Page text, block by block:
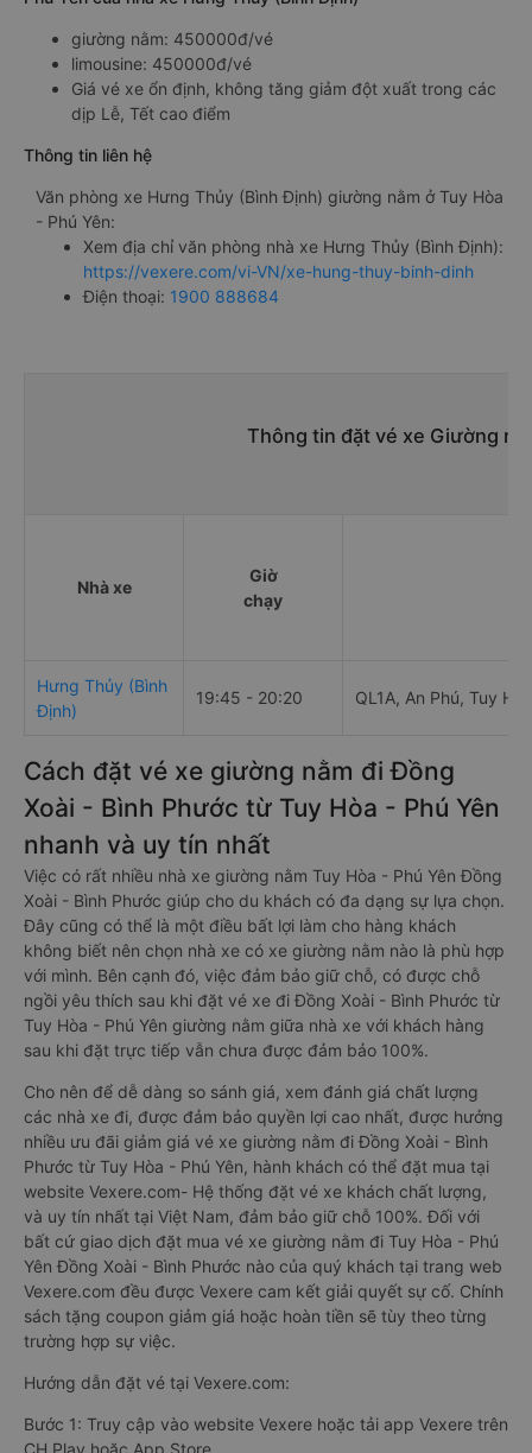
giường nằm: 450000đ/vé
limousine: 450000đ/vé
Giá vé xe ổn định, không tăng giảm đột xuất trong các
dịp Lễ, Tết cao điểm
Thông tin liên hệ
Văn phòng xe Hưng Thủy (Bình Định) giường nằm ở Tuy Hòa
- Phú Yên:
Xem địa chỉ văn phòng nhà xe Hưng Thủy (Bình Định):
https://vexere.com/vi-VN/xe-hung-thuy-binh-dinh
Điện thoại: 1900 888684
Thông tin đặt vé xe Giường
Nhà xe
Giờ
chạy
Hưng Thủy (Bình
Định)
19:45 - 20:20 QL1A, An Phú, Tuy
Cách đặt vé xe giường nằm đi Đồng
Xoài - Bình Phước từ Tuy Hòa - Phú Yên
nhanh và uy tín nhất
Việc có rất nhiều nhà xe giường nằm Tuy Hòa - Phú Yên Đồng
Xoài - Bình Phước giúp cho du khách có đa dạng sự lựa chọn.
Đây cũng có thể là một điều bất lợi làm cho hàng khách
không biết nên chọn nhà xe có xe giường nằm nào là phù hợp
với mình. Bên cạnh đó, việc đảm bảo giữ chỗ, có được chỗ
ngồi yêu thích sau khi đặt vé xe đi Đồng Xoài - Bình Phước từ
Tuy Hòa - Phú Yên giường nằm giữa nhà xe với khách hàng
sau khi đặt trực tiếp vẫn chưa được đảm bảo 100%.
Cho nên để dễ dàng so sánh giá, xem đánh giá chất lượng
các nhà xe đi, được đảm bảo quyền lợi cao nhất, được hưởng
nhiều ưu đãi giảm giá vé xe giường nằm đi Đồng Xoài - Bình
Phước từ Tuy Hòa - Phú Yên, hành khách có thể đặt mua tại
website Vexere.com- Hệ thống đặt vé xe khách chất lượng,
và uy tín nhất tại Việt Nam, đảm bảo giữ chỗ 100%. Đối với
bất cứ giao dịch đặt mua vé xe giường nằm đi Tuy Hòa - Phú
Yên Đồng Xoài - Bình Phước nào của quý khách tại trang web
Vexere.com đều được Vexere cam kết giải quyết sự cố. Chính
sách tặng coupon giảm giá hoặc hoàn tiền sẽ tùy theo từng
trường hợp sự việc.
Hướng dẫn đặt vé tại Vexere.com:
Bước 1: Truy cập vào website Vexere hoặc tải app Vexere trên
CH Play hoặc App Store.